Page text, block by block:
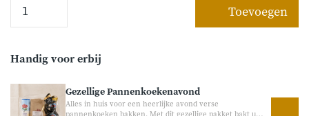
Toevoegen
Handig voor erbij
Gezellige Pannenkoekenavond
Alles in huis voor een heerlijke avond verse